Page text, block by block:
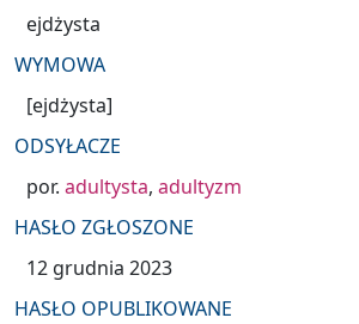
ejdżysta
WYMOWA
[ejdżysta]
ODSYŁACZE
por. adultysta, adultyzm
HASŁO ZGŁOSZONE
12 grudnia 2023
HASŁO OPUBLIKOWANE